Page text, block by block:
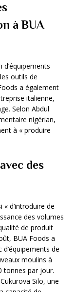
à BUA
d’équipements
outils de
a également
italienne,
Selon Abdul
nigérian,
à « produire
des
d’introduire de
des volumes
de produit
BUA Foods a
de
moulins à
tonnes par jour.
Silo, une